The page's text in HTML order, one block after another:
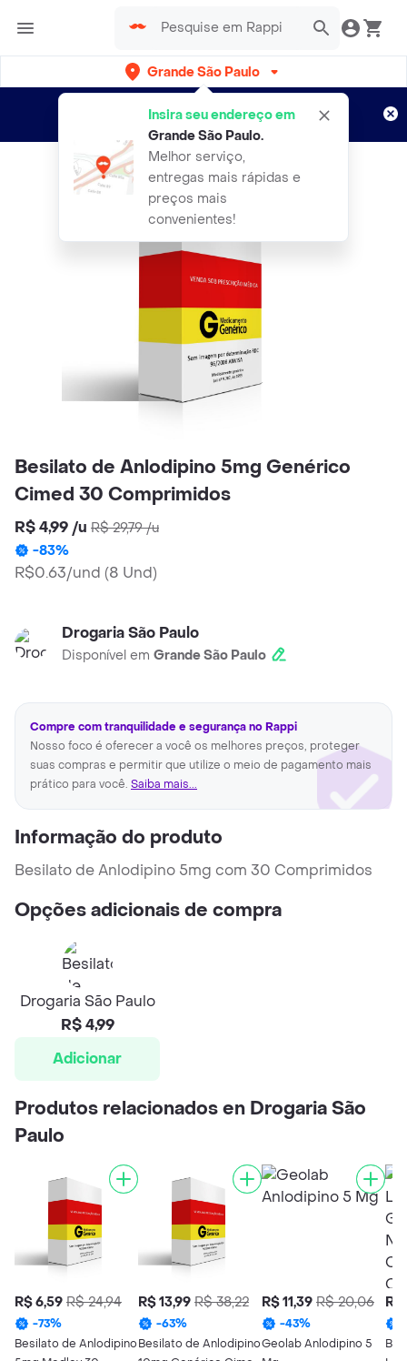
Grande São Paulo
Insira seu endereço em
Grande São Paulo.
Melhor serviço,
entregas mais rápidas e
preços mais
convenientes!
Entregas grátis por 15 dias!
Aplicam T&C
Besilato de Anlodipino 5mg Genérico
Cimed 30 Comprimidos
R$ 4,99 /u R$ 29,79/u
-83%
R$0.63/und (8 Und)
Drogaria São Paulo
Disponível em Grande São Paulo
Compre com tranquilidade e segurança no Rappi
Nosso foco é oferecer a você os melhores preços, proteger
suas compras e permitir que utilize o meio de pagamento mais
prático para você. Saiba mais...
Informação do produto
Besilato de Anlodipino 5mg com 30 Comprimidos
Opções adicionais de compra
Drogaria São Paulo
R$ 4,99
Adicionar
Produtos relacionados en Drogaria São
Paulo
R$ 6,59 R$ 24,94
-73%
Besilato de Anlodipino
R$ 13,99 R$ 38,22
-63%
Besilato de Anlodipino
R$ 11,39 R$ 20,06
-43%
Geolab Anlodipino 5
R$